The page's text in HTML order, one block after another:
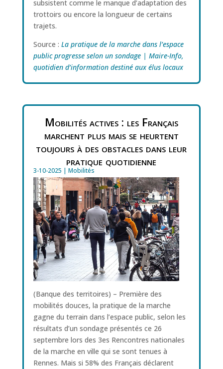
subsistent comme le manque d’adaptation des
trottoirs ou encore la longueur de certains
trajets.
Source : La pratique de la marche dans l’espace
public progresse selon un sondage | Maire-Info,
quotidien d’information destiné aux élus locaux
Mobilités actives : les Français
marchent plus mais se heurtent
toujours à des obstacles dans leur
pratique quotidienne
3-10-2025 | Mobilités
(Banque des territoires) – Première des
mobilités douces, la pratique de la marche
gagne du terrain dans l’espace public, selon les
résultats d’un sondage présentés ce 26
septembre lors des 3es Rencontres nationales
de la marche en ville qui se sont tenues à
Rennes. Mais si 58% des Français déclarent